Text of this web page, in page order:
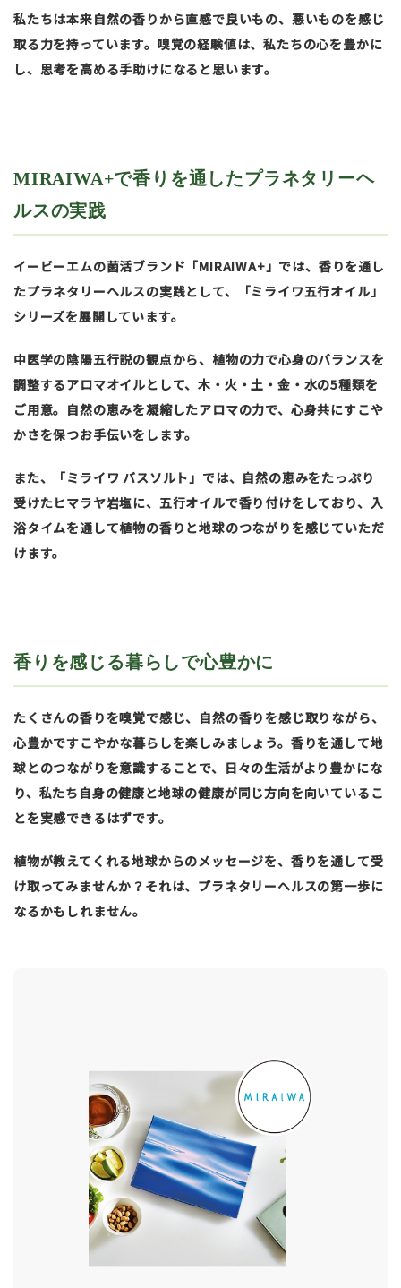
私たちは本来自然の香りから直感で良いもの、悪いものを感じ
取る力を持っています。嗅覚の経験値は、私たちの心を豊かに
し、思考を高める手助けになると思います。
MIRAIWA+で香りを通したプラネタリーヘ
ルスの実践
イービーエムの菌活ブランド「MIRAIWA+」では、香りを通し
たプラネタリーヘルスの実践として、「ミライワ五行オイル」
シリーズを展開しています。
中医学の陰陽五行説の観点から、植物の力で心身のバランスを
調整するアロマオイルとして、木・火・土・金・水の5種類を
ご用意。自然の恵みを凝縮したアロマの力で、心身共にすこや
かさを保つお手伝いをします。
また、「ミライワ バスソルト」では、自然の恵みをたっぷり
受けたヒマラヤ岩塩に、五行オイルで香り付けをしており、入
浴タイムを通して植物の香りと地球のつながりを感じていただ
けます。
香りを感じる暮らしで心豊かに
たくさんの香りを嗅覚で感じ、自然の香りを感じ取りながら、
心豊かですこやかな暮らしを楽しみましょう。香りを通して地
球とのつながりを意識することで、日々の生活がより豊かにな
り、私たち自身の健康と地球の健康が同じ方向を向いているこ
とを実感できるはずです。
植物が教えてくれる地球からのメッセージを、香りを通して受
け取ってみませんか？それは、プラネタリーヘルスの第一歩に
なるかもしれません。